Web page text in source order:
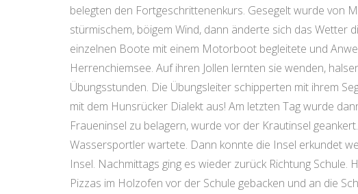
belegten den Fortgeschrittenenkurs. Gesegelt wurde von
stürmischem, böigem Wind, dann änderte sich das Wetter
einzelnen Boote mit einem Motorboot begleitete und
Herrenchiemsee. Auf ihren Jollen lernten sie wenden,
Übungsstunden. Die Übungsleiter schipperten mit ihrem
mit dem Hunsrücker Dialekt aus! Am letzten Tag wurde
Fraueninsel zu belagern, wurde vor der Krautinsel
Wassersportler wartete. Dann konnte die Insel erkundet
Insel. Nachmittags ging es wieder zurück Richtung
Pizzas im Holzofen vor der Schule gebacken und an die